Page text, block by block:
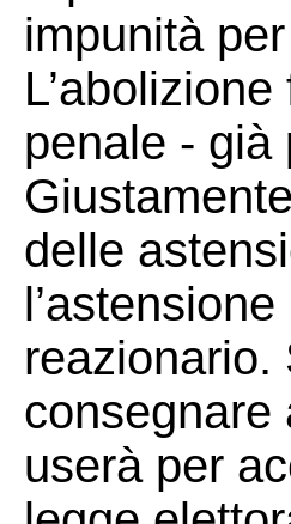
impunità
penale - già
delle
reazionario.
consegnare
userà per